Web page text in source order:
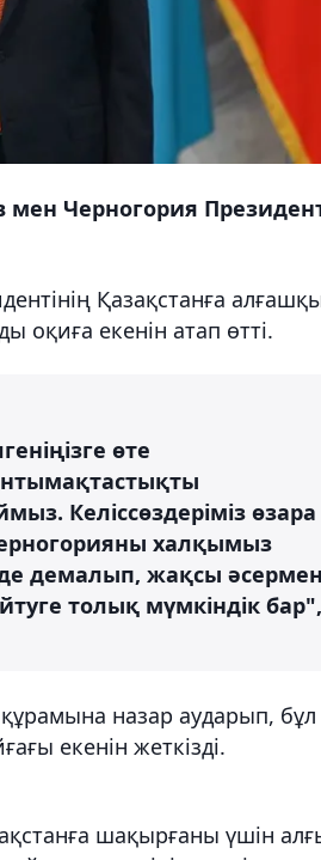
Черногория
Қазақстанға
оқиға екенін атап өтті.
өте
Келіссөздеріміз өзара
халқымыз
демалып, жақсы
толық мүмкіндік бар",
назар аударып, бұл
екенін жеткізді.
шақырғаны үшін